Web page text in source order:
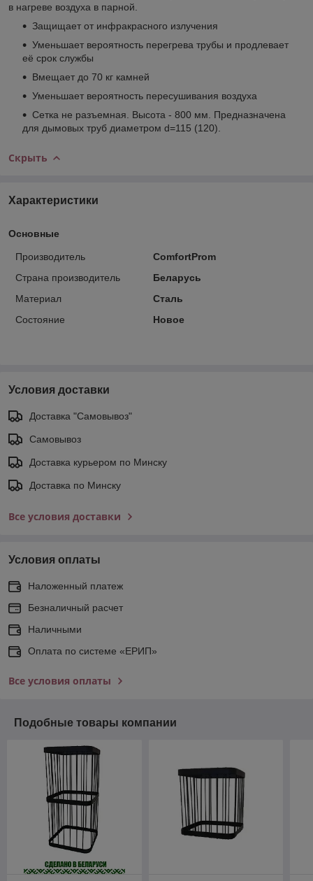
в нагреве воздуха в парной.
Защищает от инфракрасного излучения
Уменьшает вероятность перегрева трубы и продлевает
её срок службы
Вмещает до 70 кг камней
Уменьшает вероятность пересушивания воздуха
Сетка не разъемная. Высота - 800 мм. Предназначена
для дымовых труб диаметром d=115 (120).
Скрыть
Характеристики
Основные
Производитель
ComfortProm
Страна производитель
Беларусь
Материал
Сталь
Состояние
Новое
Условия доставки
Доставка "Самовывоз"
Самовывоз
Доставка курьером по Минску
Доставка по Минску
Все условия доставки
Условия оплаты
Наложенный платеж
Безналичный расчет
Наличными
Оплата по системе «ЕРИП»
Все условия оплаты
Подобные товары компании